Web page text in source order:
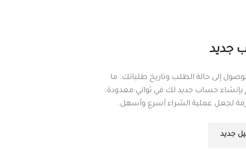
جديد
إلى حالة الطلب وتاريخ طلباتك. ما
حساب جديد لك في ثواني معدودة.
لجعل عملية الشراء أسرع وأسهل.
جديد